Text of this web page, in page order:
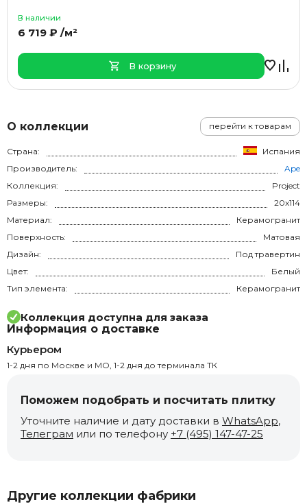
О коллекции перейти к товарам
Страна:
Испания
Производитель:
Ape
Коллекция:
Project
Размеры:
20x114
Материал:
Керамогранит
Поверхность:
Матовая
Дизайн:
Под травертин
Цвет:
Белый
Тип элемента:
Керамогранит
Коллекция доступна для заказа
Информация о доставке
Курьером
1-2 дня по Москве и МО, 1-2 дня до терминала ТК
Поможем подобрать и посчитать плитку
Уточните наличие и дату доставки в WhatsApp,
Телеграм или по телефону +7 (495) 147-47-25
В наличии
6 719 ₽ /м²
В корзину
Другие коллекции фабрики